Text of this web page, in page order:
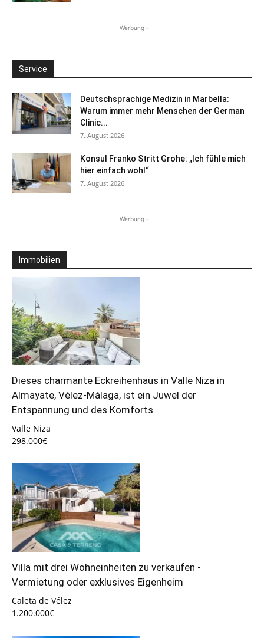
- Werbung -
Service
Deutschsprachige Medizin in Marbella:
Warum immer mehr Menschen der German
Clinic...
7. August 2026
Konsul Franko Stritt Grohe: „Ich fühle mich
hier einfach wohl“
7. August 2026
- Werbung -
Immobilien
Dieses charmante Eckreihenhaus in Valle Niza in
Almayate, Vélez-Málaga, ist ein Juwel der
Entspannung und des Komforts
Valle Niza
298.000€
Villa mit drei Wohneinheiten zu verkaufen -
Vermietung oder exklusives Eigenheim
Caleta de Vélez
1.200.000€